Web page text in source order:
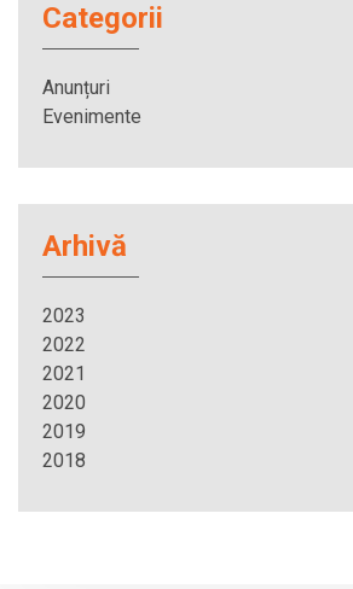
Categorii
Anunțuri
Evenimente
Arhivă
2023
2022
2021
2020
2019
2018